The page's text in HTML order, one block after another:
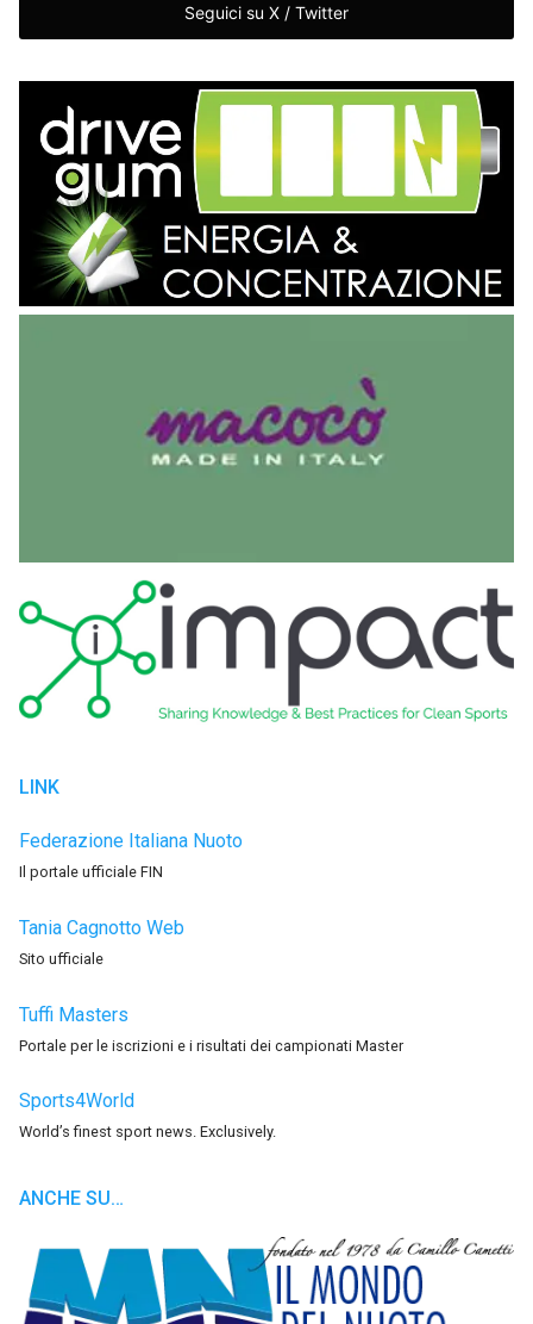
Seguici su X / Twitter
LINK
Federazione Italiana Nuoto
Il portale ufficiale FIN
Tania Cagnotto Web
Sito ufficiale
Tuffi Masters
Portale per le iscrizioni e i risultati dei campionati Master
Sports4World
World’s finest sport news. Exclusively.
ANCHE SU…